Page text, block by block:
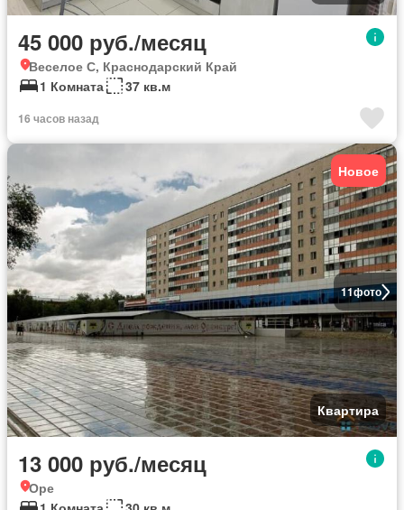
45 000 руб./месяц
Веселое С, Краснодарский Край
1 Комната
37 кв.м
16 часов назад
11фото
Новое
Квартира
13 000 руб./месяц
Оре